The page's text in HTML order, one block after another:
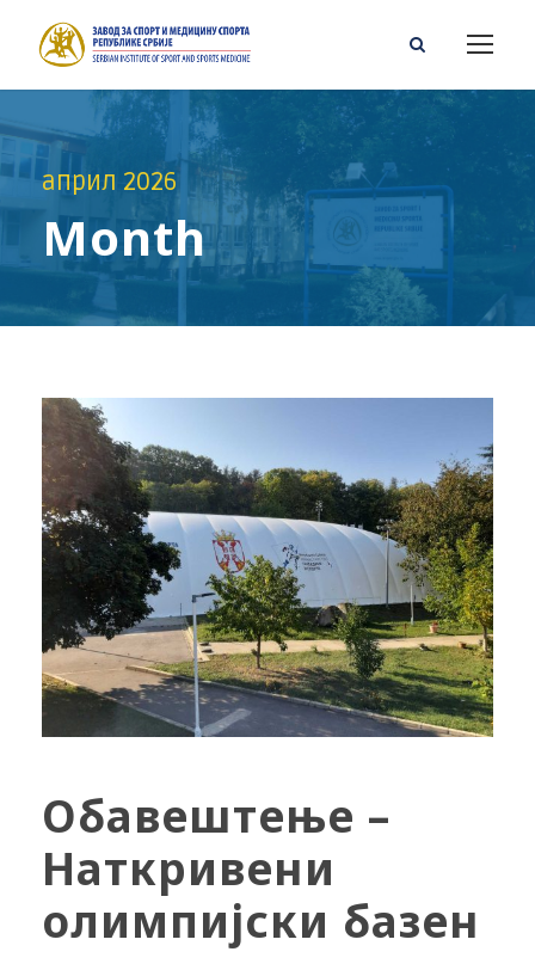
април 2026
Month
Обавештење –
Наткривени
олимпијски базен